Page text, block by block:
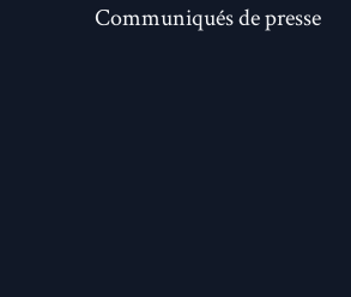
Communiqués de presse